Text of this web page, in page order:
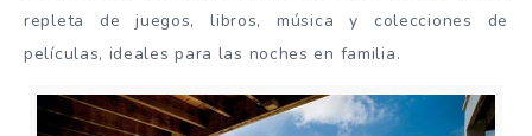
repleta de juegos, libros, música y colecciones de
películas, ideales para las noches en familia.